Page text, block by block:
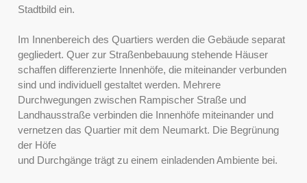
Stadtbild ein.
Im Innenbereich des Quartiers werden die Gebäude separat
gegliedert. Quer zur Straßenbebauung stehende Häuser
schaffen differenzierte Innenhöfe, die miteinander verbunden
sind und individuell gestaltet werden. Mehrere
Durchwegungen zwischen Rampischer Straße und
Landhausstraße verbinden die Innenhöfe miteinander und
vernetzen das Quartier mit dem Neumarkt. Die Begrünung
der Höfe
und Durchgänge trägt zu einem einladenden Ambiente bei.